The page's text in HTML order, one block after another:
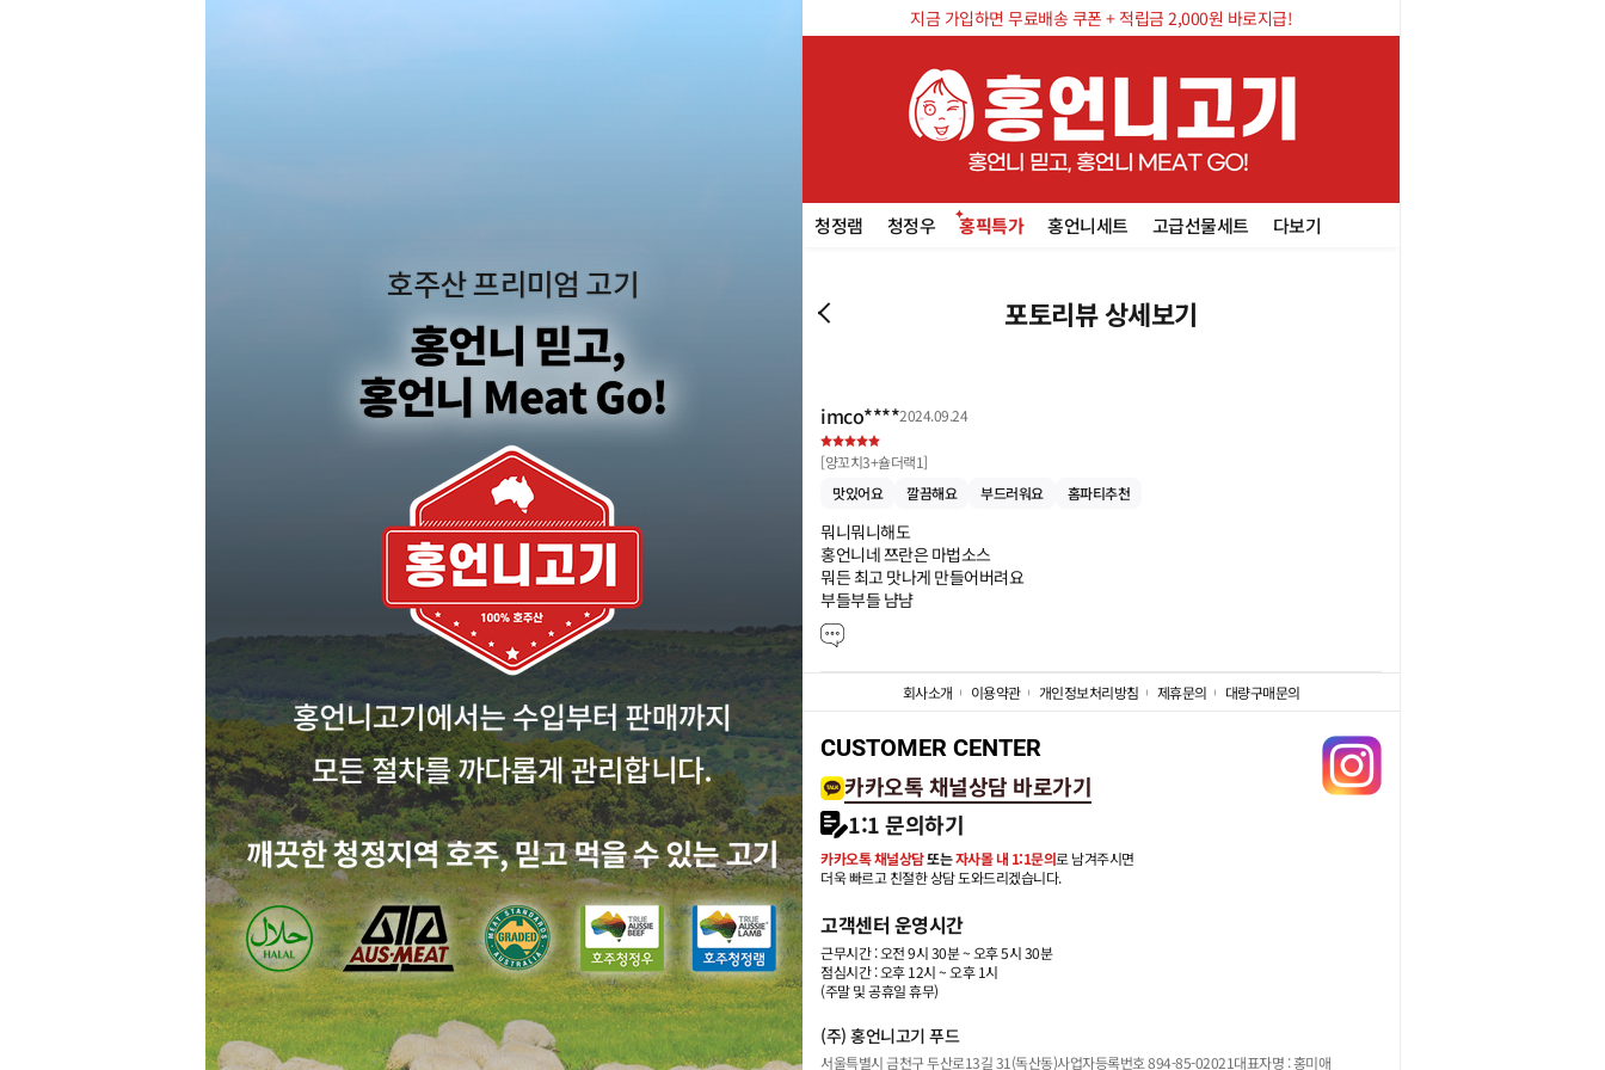
지금 가입하면 무료배송 쿠폰 + 적립금 2,000원 바로지급!
청정램 청정우 홍픽특가 홍언니세트 고급선물세트 다보기
포토리뷰 상세보기
imco****2024.09.24
[양꼬치3+숄더랙1]
맛있어요
깔끔해요 부드러워요 홈파티추천
뭐니뭐니해도
홍언니네 쯔란은 마법소스
뭐든 최고 맛나게 만들어버려요
부들부들 냠냠
회사소개 이용약관 개인정보처리방침 제휴문의 대량구매문의
CUSTOMER CENTER
카카오톡 채널상담 바로가기
1:1 문의하기
카카오톡 채널상담또는자사몰 내 1:1문의로 남겨주시면
더욱 빠르고 친절한 상담 도와드리겠습니다.
고객센터 운영시간
근무시간 : 오전 9시 30분 ~ 오후 5시 30분
점심시간 : 오후 12시 ~ 오후 1시
(주말 및 공휴일 휴무)
(주) 홍언니고기 푸드
서울특별시 금천구 두산로13길 31(독산동)사업자등록번호 894-85-02021대표자명 : 홍미애